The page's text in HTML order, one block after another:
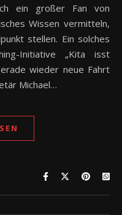
ein großer Fan von
Wissen vermitteln,
stellen. Ein solches
Initiative „Kita isst
wieder neue Fahrt
Michael…